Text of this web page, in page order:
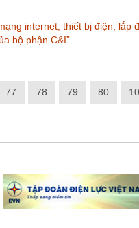
internet, thiết bị điện, lắp
bộ phận C&I”
77 78 79 80